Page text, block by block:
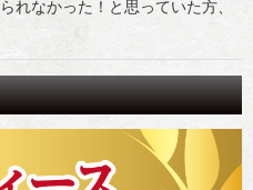
れなかった！と思っていた方、